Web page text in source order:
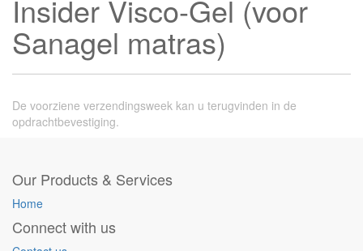
Insider Visco-Gel (voor
Sanagel matras)
De voorziene verzendingsweek kan u terugvinden in de
opdrachtbevestiging.
Our Products & Services
Home
Connect with us